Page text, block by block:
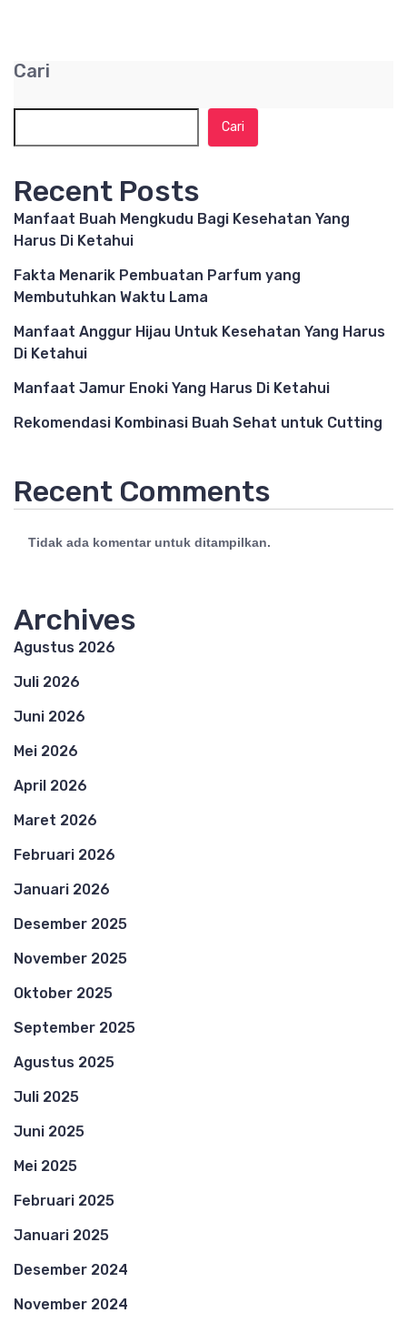
Cari
Cari
Recent Posts
Manfaat Buah Mengkudu Bagi Kesehatan Yang
Harus Di Ketahui
Fakta Menarik Pembuatan Parfum yang
Membutuhkan Waktu Lama
Manfaat Anggur Hijau Untuk Kesehatan Yang Harus
Di Ketahui
Manfaat Jamur Enoki Yang Harus Di Ketahui
Rekomendasi Kombinasi Buah Sehat untuk Cutting
Recent Comments
Tidak ada komentar untuk ditampilkan.
Archives
Agustus 2026
Juli 2026
Juni 2026
Mei 2026
April 2026
Maret 2026
Februari 2026
Januari 2026
Desember 2025
November 2025
Oktober 2025
September 2025
Agustus 2025
Juli 2025
Juni 2025
Mei 2025
Februari 2025
Januari 2025
Desember 2024
November 2024